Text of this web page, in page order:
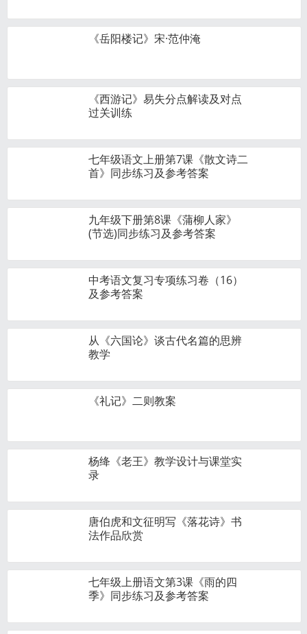
《岳阳楼记》宋·范仲淹
《西游记》易失分点解读及对点
过关训练
七年级语文上册第7课《散文诗二
首》同步练习及参考答案
九年级下册第8课《蒲柳人家》
(节选)同步练习及参考答案
中考语文复习专项练习卷（16）
及参考答案
从《六国论》谈古代名篇的思辨
教学
《礼记》二则教案
杨绛《老王》教学设计与课堂实
录
唐伯虎和文征明写《落花诗》书
法作品欣赏
七年级上册语文第3课《雨的四
季》同步练习及参考答案